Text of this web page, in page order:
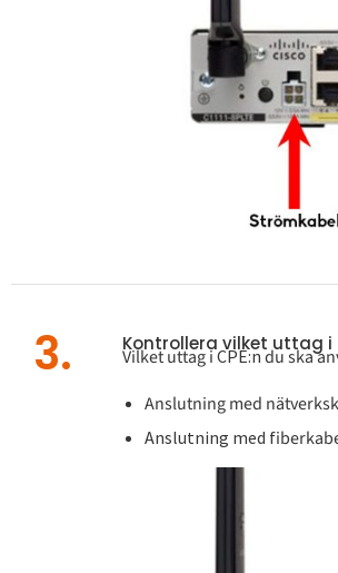
3. Kontrollera vilket uttag i
Vilket uttag iCPE:n du ska
Anslutning med
Anslutning med f